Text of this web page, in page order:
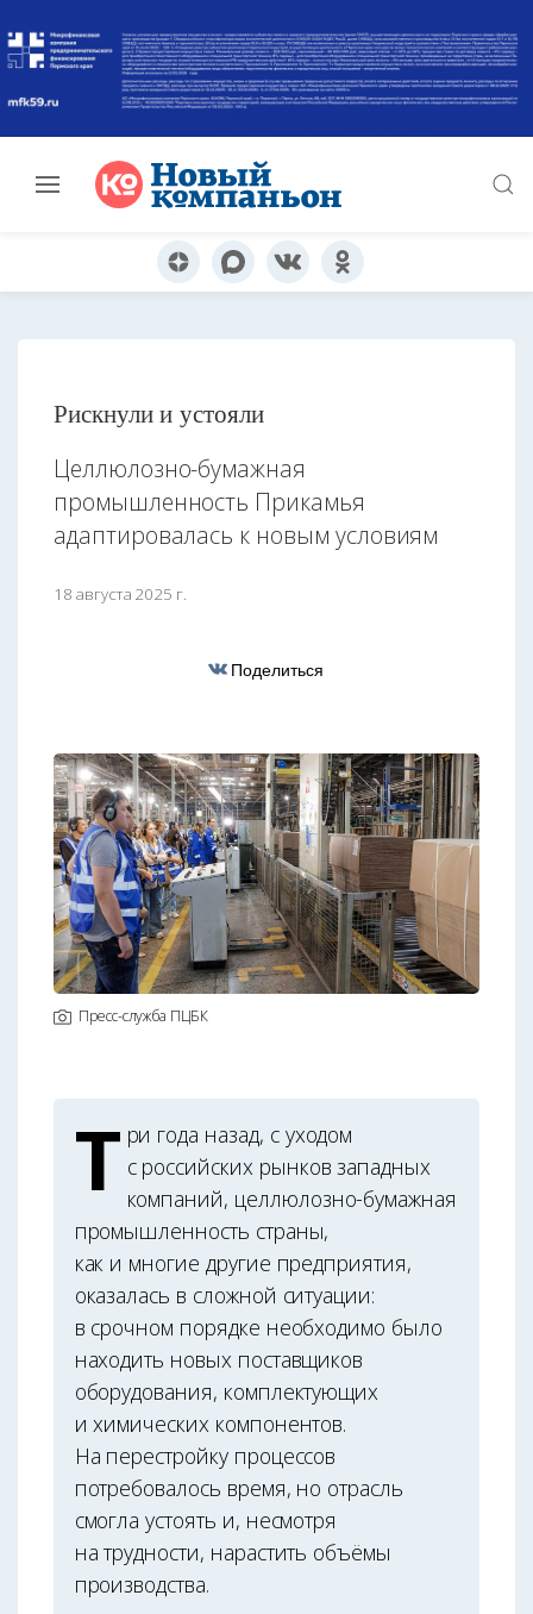
Рискнули и устояли
Целлюлозно-бумажная
промышленность Прикамья
адаптировалась к новым условиям
18 августа 2025 г.
Поделиться
Пресс-служба ПЦБК
Т ри года назад, с уходом
с российских рынков западных
компаний, целлюлозно-бумажная
промышленность страны,
как и многие другие предприятия,
оказалась в сложной ситуации:
в срочном порядке необходимо было
находить новых поставщиков
оборудования, комплектующих
и химических компонентов.
На перестройку процессов
потребовалось время, но отрасль
смогла устоять и, несмотря
на трудности, нарастить объёмы
производства.